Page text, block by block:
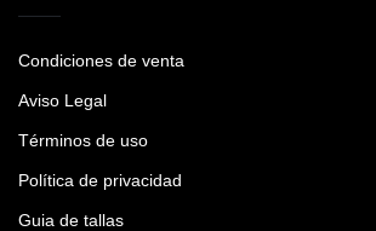
Condiciones de venta
Aviso Legal
Términos de uso
Política de privacidad
Guia de tallas